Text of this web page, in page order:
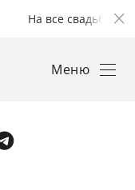
На все свадьбы с
Меню